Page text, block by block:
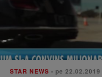
STAR NEWS • pe